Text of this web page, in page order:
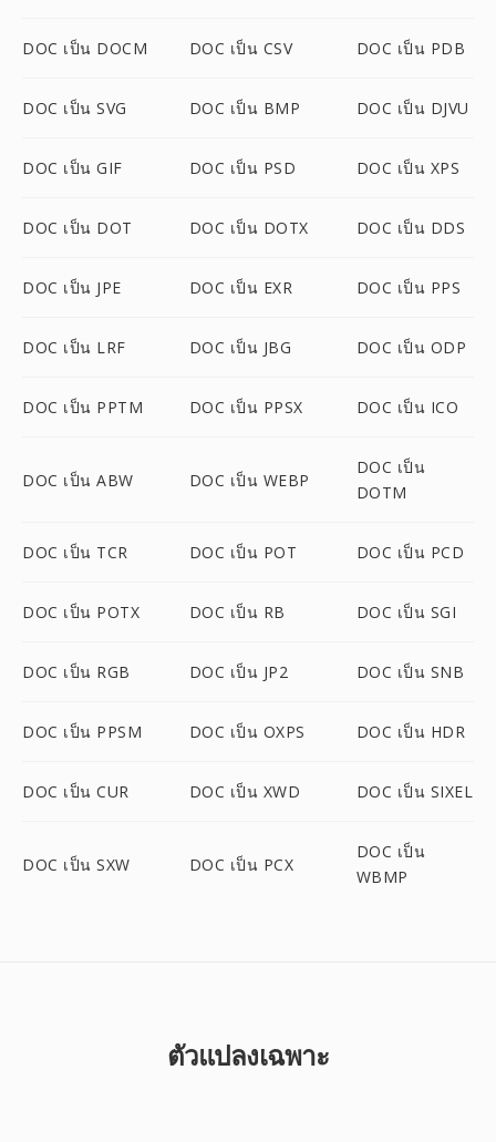
DOC เป็น DOCM DOC เป็น CSV DOC เป็น PDB
DOC เป็น SVG DOC เป็น BMP DOC เป็น DJVU
DOC เป็น GIF DOC เป็น PSD DOC เป็น XPS
DOC เป็น DOT DOC เป็น DOTX DOC เป็น DDS
DOC เป็น JPE DOC เป็น EXR DOC เป็น PPS
DOC เป็น LRF DOC เป็น JBG DOC เป็น ODP
DOC เป็น PPTM DOC เป็น PPSX DOC เป็น ICO
DOC เป็น ABW DOC เป็น WEBP
DOC เป็น
DOTM
DOC เป็น TCR DOC เป็น POT DOC เป็น PCD
DOC เป็น POTX DOC เป็น RB DOC เป็น SGI
DOC เป็น RGB DOC เป็น JP2 DOC เป็น SNB
DOC เป็น PPSM DOC เป็น OXPS DOC เป็น HDR
DOC เป็น CUR DOC เป็น XWD DOC เป็น SIXEL
DOC เป็น SXW DOC เป็น PCX
DOC เป็น
WBMP
ตัวแปลงเฉพาะ